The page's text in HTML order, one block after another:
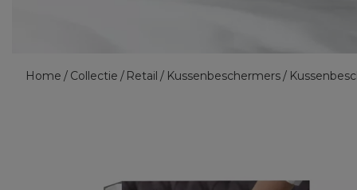
Home Collectie Retail Kussenbeschermers